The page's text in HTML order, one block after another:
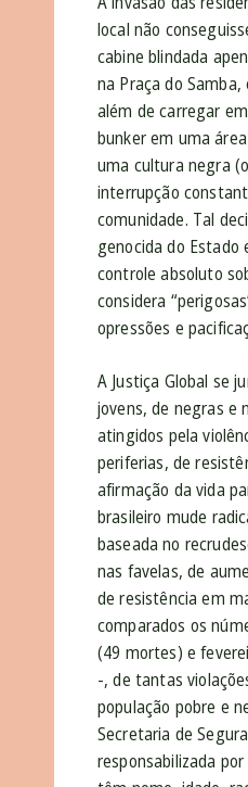
local não
cabine blindada
na Praça do
além de carregar
bunker em uma
uma cultura negra
interrupção
comunidade. Tal
genocida do
controle absoluto
considera
opressões e
A Justiça Global se
jovens, de negras e
atingidos pela
periferias, de
afirmação da vida
brasileiro mude
baseada no
nas favelas, de
de resistência em
comparados os
(49 mortes) e
-, de tantas
população pobre e
Secretaria de
responsabilizada